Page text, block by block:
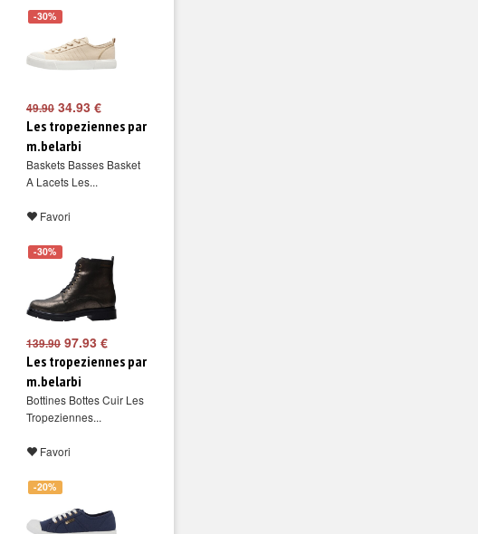
-30%
49.90 34.93 €
Les tropeziennes par
m.belarbi
Baskets Basses Basket
A Lacets Les...
Favori
-30%
139.90 97.93 €
Les tropeziennes par
m.belarbi
Bottines Bottes Cuir Les
Tropeziennes...
Favori
-20%